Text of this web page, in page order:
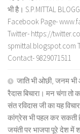
भी है। S.P.MITTAL
Facebook Page-
Twitter- https://
spmittal.blogspot.com
Contact- 9829071511
जाति भी ओछी, जनम भी
रैदास बिचारा। मन चंगा तो
संत रविदास जी का यह
कांग्रेस भी पहल कर सकती
जयंती पर भाजपा पूरे देश में